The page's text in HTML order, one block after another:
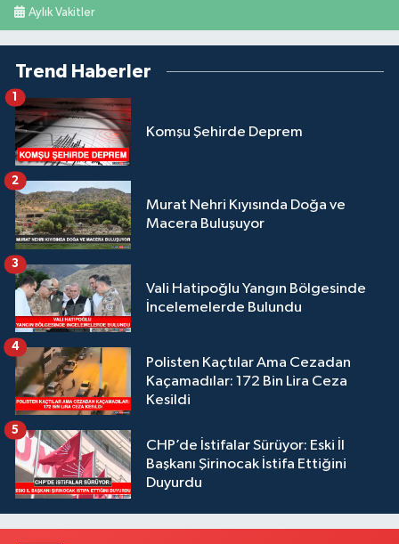
Aylık Vakitler
Trend Haberler
Komşu Şehirde Deprem
1
Murat Nehri Kıyısında Doğa ve
Macera Buluşuyor
2
Vali Hatipoğlu Yangın Bölgesinde
İncelemelerde Bulundu
3
Polisten Kaçtılar Ama Cezadan
Kaçamadılar: 172 Bin Lira Ceza
Kesildi
4
CHP’de İstifalar Sürüyor: Eski İl
Başkanı Şirinocak İstifa Ettiğini
Duyurdu
5